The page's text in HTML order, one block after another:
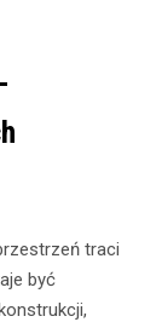
traci
być